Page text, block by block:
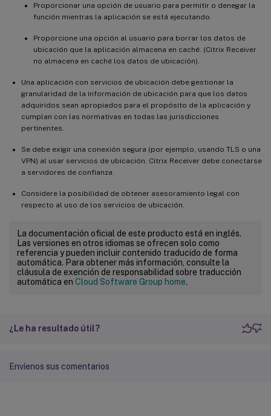
Proporcionar una opción de usuario para permitir o denegar la
función mientras la aplicación se está ejecutando.
Proporcione una opción al usuario para borrar los datos de
ubicación que la aplicación almacena en caché. (Citrix Receiver
no almacena en caché los datos de ubicación).
Una aplicación con servicios de ubicación debe gestionar la
granularidad de la información de ubicación para que los datos
adquiridos sean apropiados para el propósito de la aplicación y
cumplan con las normativas en todas las jurisdicciones
pertinentes.
Se debe exigir una conexión segura (por ejemplo, usando TLS o una
VPN) al usar servicios de ubicación. Citrix Receiver debe conectarse
a servidores de confianza.
Considere la posibilidad de obtener asesoramiento legal con
respecto al uso de los servicios de ubicación.
La documentación oficial de este producto está en inglés.
Las versiones en otros idiomas se ofrecen solo como
referencia y pueden incluir contenido traducido de forma
automática. Para obtener más información, consulte la
cláusula de exención de responsabilidad sobre traducción
automática en Cloud Software Group home.
¿Le ha resultado útil?
Envíenos sus comentarios